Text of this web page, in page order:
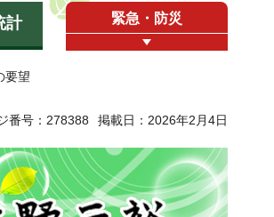
計 緊急・防災
要望
番号：278388 掲載日：2026年2月4日